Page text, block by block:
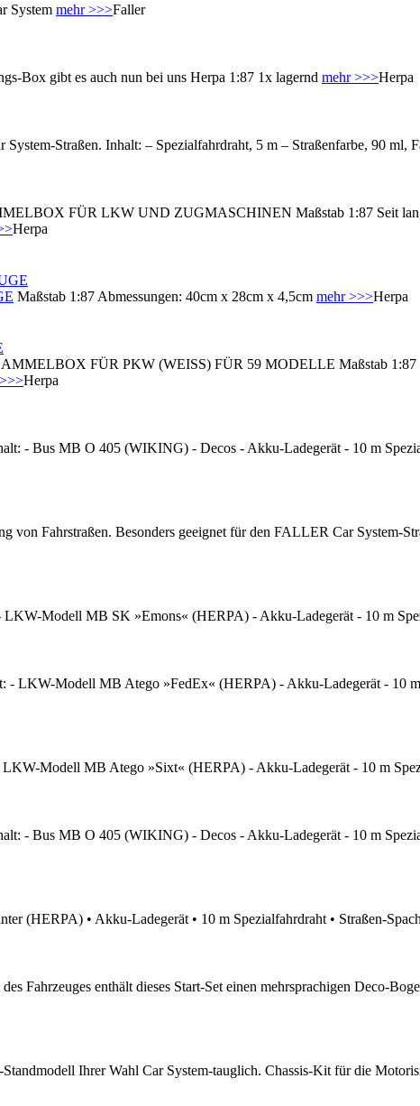
System mehr >>>Faller
Box gibt es auch nun bei uns Herpa 1:87 1x lagernd mehr >>>Herpa
System-Straßen. Inhalt: – Spezialfahrdraht, 5 m – Straßenfarbe, 90 ml,
FÜR LKW UND ZUGMASCHINEN Maßstab 1:87 Seit
Herpa
Maßstab 1:87 Abmessungen: 40cm x 28cm x 4,5cm mehr >>>Herpa
FÜR PKW (WEISS) FÜR 59 MODELLE Maßstab 1:87
Herpa
- Bus MB O 405 (WIKING) - Decos - Akku-Ladegerät - 10 m
von Fahrstraßen. Besonders geeignet für den FALLER Car System-
LKW-Modell MB SK »Emons« (HERPA) - Akku-Ladegerät - 10 m
- LKW-Modell MB Atego »FedEx« (HERPA) - Akku-Ladegerät - 10 m
Modell MB Atego »Sixt« (HERPA) - Akku-Ladegerät - 10 m
- Bus MB O 405 (WIKING) - Decos - Akku-Ladegerät - 10 m
(HERPA) • Akku-Ladegerät • 10 m Spezialfahrdraht • Straßen-
Fahrzeuges enthält dieses Start-Set einen mehrsprachigen Deco-
Standmodell Ihrer Wahl Car System-tauglich. Chassis-Kit für die